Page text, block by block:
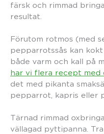
färsk och rimmad
resultat.
Förutom rotmos (med
pepparrotssås kan
både varm och kall på
har vi flera recept med
det med pikanta
pepparrot, kapris eller
Tärnad rimmad
vällagad pyttipanna.